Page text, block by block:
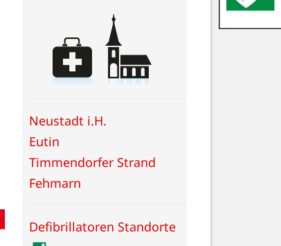
Neustadt i.H.
Eutin
Timmendorfer Strand
Fehmarn
Defibrillatoren Standorte